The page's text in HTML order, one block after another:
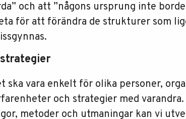
och att ”någons ursprung inte
för att förändra de strukturer som
ska vara enkelt för olika personer,
och strategier med varandra.
metoder och utmaningar kan vi